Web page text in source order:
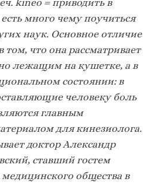
kineo = приводить в
много чему поучиться
наук. Основное отличие
том, что она рассматривает
лежащим на кушетке, а в
состоянии: в
человеку боль
главным
для кинезиолога.
доктор Александр
ставший гостем
общества в